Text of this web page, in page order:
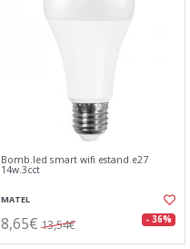
Bomb.led smart wifi estand.e27
14w.3cct
MATEL
8,65€ 13,54€ - 36%